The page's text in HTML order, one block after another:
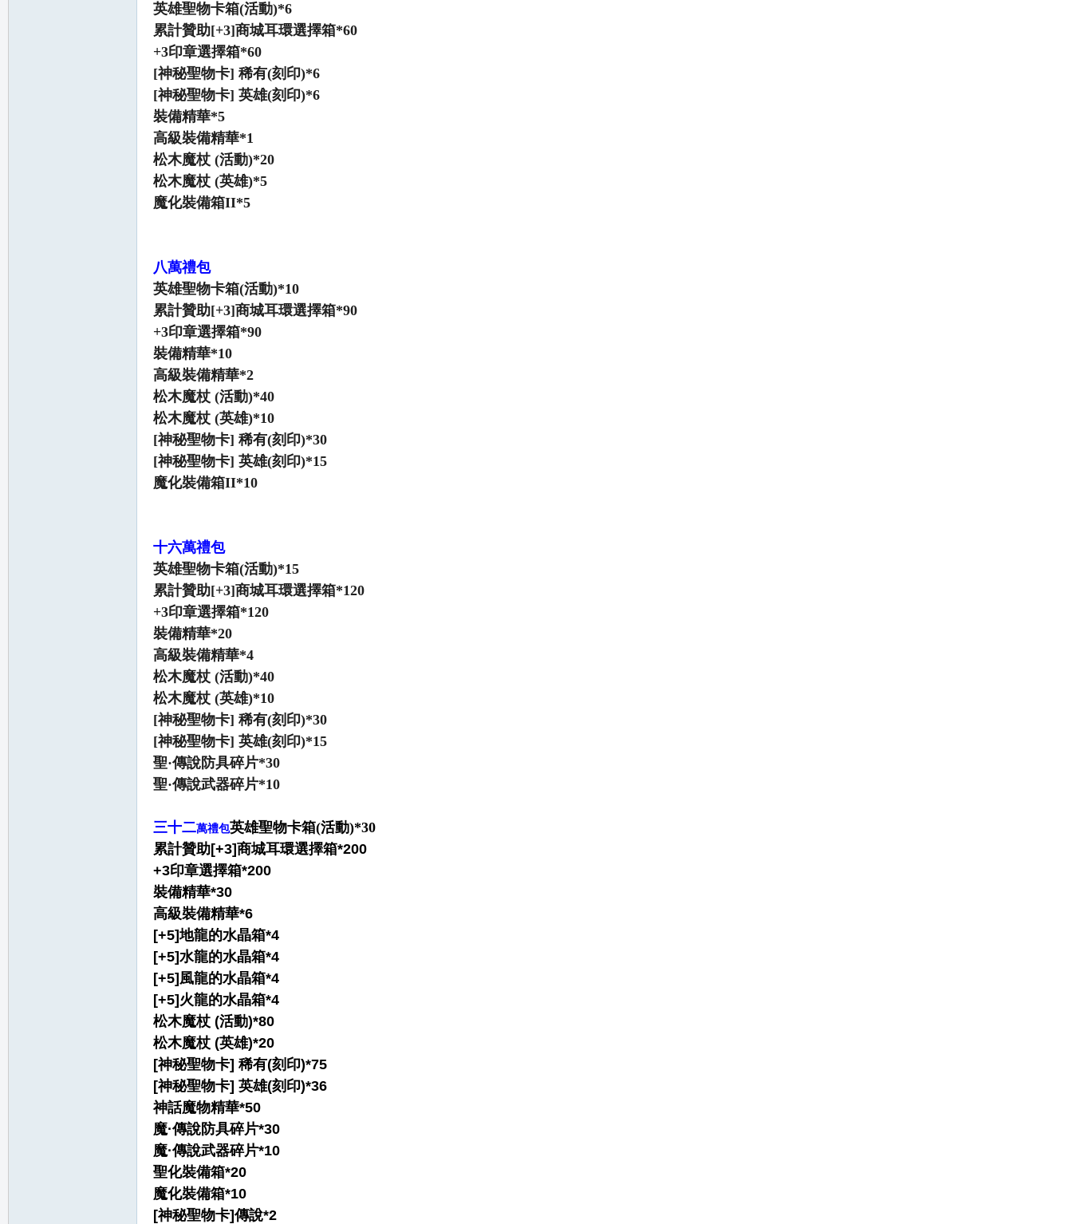
英雄聖物卡箱(活動)*6
累計贊助[+3]商城耳環選擇箱*60
+3印章選擇箱*60
[神秘聖物卡] 稀有(刻印)*6
[神秘聖物卡] 英雄(刻印)*6
裝備精華*5
高級裝備精華*1
松木魔杖 (活動)*20
松木魔杖 (英雄)*5
魔化裝備箱II*5
八萬禮包
英雄聖物卡箱(活動)*10
累計贊助[+3]商城耳環選擇箱*90
+3印章選擇箱*90
裝備精華*10
高級裝備精華*2
松木魔杖 (活動)*40
松木魔杖 (英雄)*10
[神秘聖物卡] 稀有(刻印)*30
[神秘聖物卡] 英雄(刻印)*15
魔化裝備箱II*10
十六萬禮包
英雄聖物卡箱(活動)*15
累計贊助[+3]商城耳環選擇箱*120
+3印章選擇箱*120
裝備精華*20
高級裝備精華*4
松木魔杖 (活動)*40
松木魔杖 (英雄)*10
[神秘聖物卡] 稀有(刻印)*30
[神秘聖物卡] 英雄(刻印)*15
聖·傳說防具碎片*30
聖·傳說武器碎片*10
三十二萬禮包英雄聖物卡箱(活動)*30
累計贊助[+3]商城耳環選擇箱*200
+3印章選擇箱*200
裝備精華*30
高級裝備精華*6
[+5]地龍的水晶箱*4
[+5]水龍的水晶箱*4
[+5]風龍的水晶箱*4
[+5]火龍的水晶箱*4
松木魔杖 (活動)*80
松木魔杖 (英雄)*20
[神秘聖物卡] 稀有(刻印)*75
[神秘聖物卡] 英雄(刻印)*36
神話魔物精華*50
魔·傳說防具碎片*30
魔·傳說武器碎片*10
聖化裝備箱*20
魔化裝備箱*10
[神秘聖物卡]傳說*2